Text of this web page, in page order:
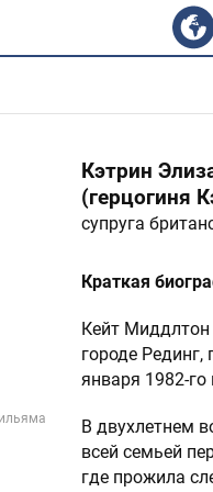
Кэтрин
(герцогиня
супруга
Краткая
Кейт Миддлтон
городе
января 1982-го
В двухлетнем
всей семьей
где прожила